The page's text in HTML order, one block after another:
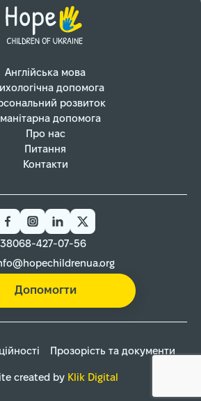
Англійська мова
допомога
розвиток
допомога
Про нас
Питання
Контакти
427-07-56
Допомогти
Прозорість та документи
created by Klik Digital